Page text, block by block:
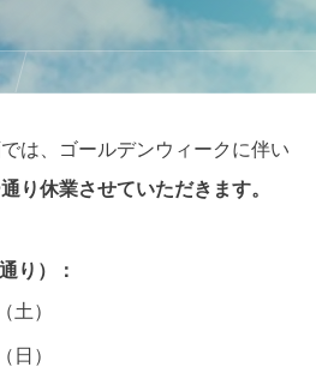
は、ゴールデンウィークに伴い
り休業させていただきます。
り）：
土）
日）